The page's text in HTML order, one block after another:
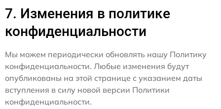
7. Изменения в политике
конфиденциальности
Мы можем периодически обновлять нашу Политику
конфиденциальности. Любые изменения будут
опубликованы на этой странице с указанием даты
вступления в силу новой версии Политики
конфиденциальности.